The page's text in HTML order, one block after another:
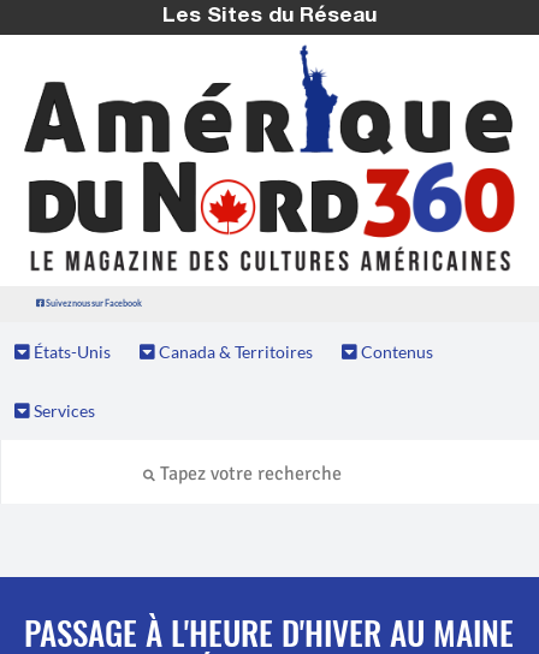
Les Sites du Réseau
Suivez nous sur Facebook
États-Unis Canada & Territoires Contenus
Services
PASSAGE À L'HEURE D'HIVER AU MAINE